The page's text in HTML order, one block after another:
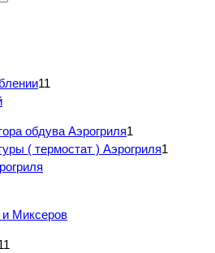
11
обдува Аэрогриля1
( термостат ) Аэрогриля1
Миксеров